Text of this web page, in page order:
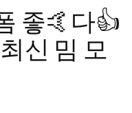
좋🤙다👍
신 밈 모